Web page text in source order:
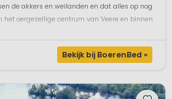
de akkers en weilanden en dat alles op nog
oergezellige centrum van Veere en binnen
Bekijk bij BoerenBed »